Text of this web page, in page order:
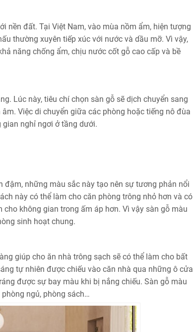
nền đất. Tại Việt Nam, vào mùa nồm ẩm, hiện tượng
thường xuyên tiếp xúc với nước và dầu mỡ. Vì vậy,
năng chống ẩm, chịu nước cốt gỗ cao cấp và bề
Lúc này, tiêu chí chọn sàn gỗ sẽ dịch chuyển sang
Việc di chuyển giữa các phòng hoặc tiếng nô đùa
nghỉ ngơi ở tầng dưới.
những màu sắc này tạo nên sự tương phản nổi
này có thể làm cho căn phòng trông nhỏ hơn và có
không gian trong ấm áp hơn. Vì vậy sàn gỗ màu
sinh hoạt chung.
giúp cho ăn nhà trông sạch sẽ có thể làm cho bất
tự nhiên được chiếu vào căn nhà qua những ô cửa
được sự bay màu khi bị nắng chiếu. Sàn gỗ màu
ngủ, phòng sách…